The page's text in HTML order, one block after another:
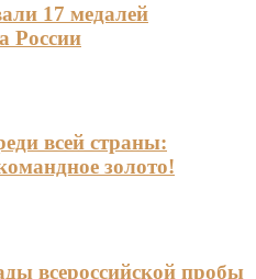
17 медалей
России
всей страны:
золото!
всероссийской пробы